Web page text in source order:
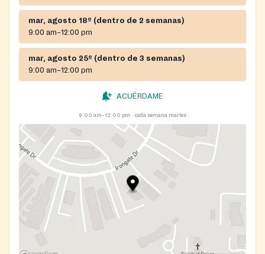
mar, agosto 18º (dentro de 2 semanas)
9:00 am–12:00 pm
mar, agosto 25º (dentro de 3 semanas)
9:00 am–12:00 pm
ACUÉRDAME
9:00 am–12:00 pm cada semana martes